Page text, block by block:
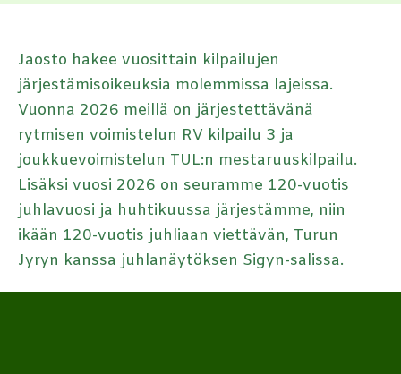
Jaosto hakee vuosittain kilpailujen
järjestämisoikeuksia molemmissa lajeissa.
Vuonna 2026 meillä on järjestettävänä
rytmisen voimistelun RV kilpailu 3 ja
joukkuevoimistelun TUL:n mestaruuskilpailu.
Lisäksi vuosi 2026 on seuramme 120-vuotis
juhlavuosi ja huhtikuussa järjestämme, niin
ikään 120-vuotis juhliaan viettävän, Turun
Jyryn kanssa juhlanäytöksen Sigyn-salissa.